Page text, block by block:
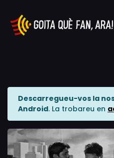
Descarregueu-vos la
Android. La trobareu en